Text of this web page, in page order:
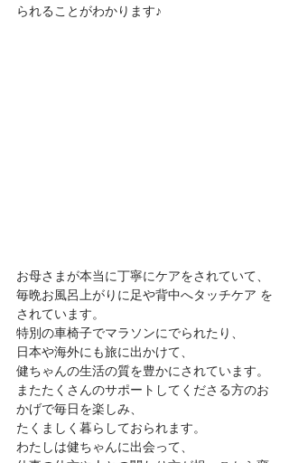
られることがわかります♪
お母さまが本当に丁寧にケアをされていて、
毎晩お風呂上がりに足や背中へタッチケア を
されています。
特別の車椅子でマラソンにでられたり、
日本や海外にも旅に出かけて、
健ちゃんの生活の質を豊かにされています。
またたくさんのサポートしてくださる方のお
かげで毎日を楽しみ、
たくましく暮らしておられます。
わたしは健ちゃんに出会って、